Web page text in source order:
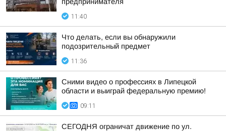
11:40
Что делать, если вы обнаружили
подозрительный предмет
11:36
Сними видео о профессиях в Липецкой
области и выиграй федеральную премию!
09:11
СЕГОДНЯ ограничат движение по ул.